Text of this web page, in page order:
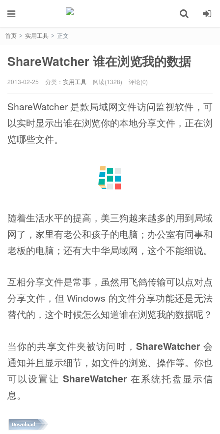
首页 > 实用工具 > 正文
ShareWatcher 谁在浏览我的数据
2013-02-25 分类： 实用工具 阅读(1328) 评论(0)
ShareWatcher 是款局域网文件访问监视软件，可
以实时显示出谁在浏览你的本地分享文件，正在浏
览哪些文件。
随着生活水平的提高，美三狗越来越多的用到局域
网了，家里有老公和孩子的电脑；办公室有同事和
老板的电脑；还有大中华局域网，这个不能细说。
互相分享文件是常事，虽然用飞鸽传输可以点对点
分享文件，但 Windows 的文件分享功能还是无法
替代的，这个时候怎么知道谁在浏览我的数据呢？
当你的共享文件夹被访问时， ShareWatcher会
通知并且显示细节，如文件的浏览、操作等。你也
可以设置让 ShareWatcher在系统托盘显示信
息。